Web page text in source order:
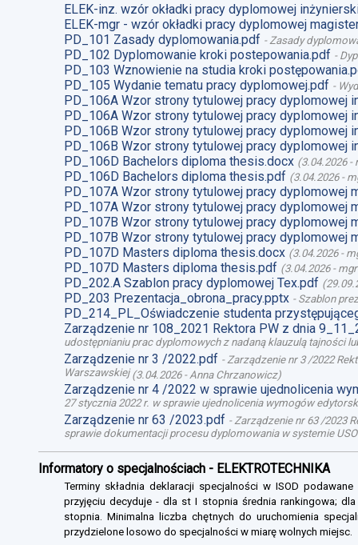
ELEK-inz. wzór okładki pracy dyplomowej
ELEK-mgr - wzór okładki pracy dyplomowej
PD_101 Zasady dyplomowania.pdf - Zasady
PD_102 Dyplomowanie kroki postepowania.pdf -
PD_103 Wznowienie na studia kroki
PD_105 Wydanie tematu pracy dyplomowej.pdf -
PD_106A Wzor strony tytulowej pracy dyplomowej
PD_106A Wzor strony tytulowej pracy dyplomowej
PD_106B Wzor strony tytulowej pracy dyplomowej
PD_106B Wzor strony tytulowej pracy dyplomowej
PD_106D Bachelors diploma thesis.docx (3.04.2026-
PD_106D Bachelors diploma thesis.pdf (3.04.2026-
PD_107A Wzor strony tytulowej pracy dyplomowej
PD_107A Wzor strony tytulowej pracy dyplomowej
PD_107B Wzor strony tytulowej pracy dyplomowej
PD_107B Wzor strony tytulowej pracy dyplomowej
PD_107D Masters diploma thesis.docx (3.04.2026-
PD_107D Masters diploma thesis.pdf (3.04.2026-
PD_202.A Szablon pracy dyplomowej Tex.pdf (
PD_203 Prezentacja_obrona_pracy.pptx - Szablon
PD_214_PL_Oświadczenie studenta
Zarządzenie nr 108_2021 Rektora PW z dnia
udostępnianiu prac dyplomowych z nadaną klauzulą tajności
Zarządzenie nr 3 /2022.pdf - Zarządzenie nr 3 /2022
Warszawskiej(3.04.2026- Anna Chrzanowicz)
Zarządzenie nr 4 /2022 w sprawie ujednolicenia
27 stycznia 2022 r. w sprawie ujednolicenia wymogów
Zarządzenie nr 63 /2023.pdf - Zarządzenie nr 63 /2023
sprawie dokumentacji procesu dyplomowania w systemie
Informatory o specjalnościach - ELEKTROTECHNIKA
Terminy składnia deklaracji specjalności w ISOD
przyjęciu decyduje - dla st I stopnia średnia rankingowa;
stopnia. Minimalna liczba chętnych do uruchomienia
przydzielone losowo do specjalności w miarę wolnych miejsc.